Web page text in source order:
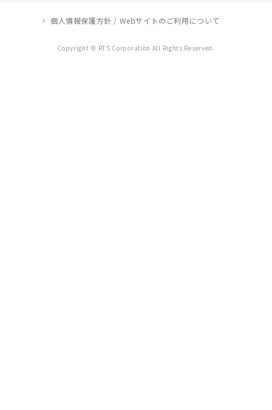
個人情報保護方針 / Webサイトのご利用について
Copyright © RTS Corporation All Rights Reserved.